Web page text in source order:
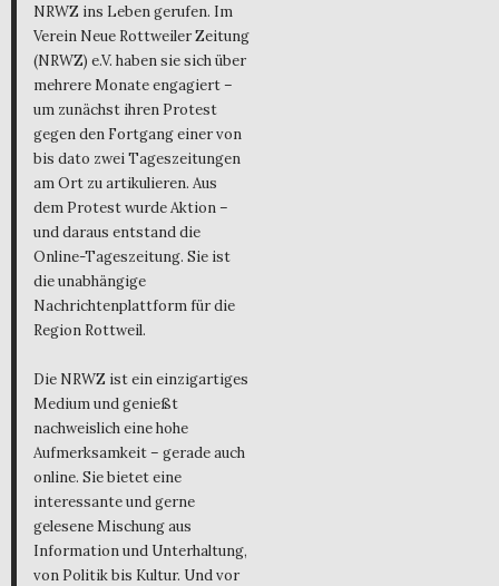
NRWZ ins Leben gerufen. Im
Verein Neue Rottweiler Zeitung
(NRWZ) e.V. haben sie sich über
mehrere Monate engagiert –
um zunächst ihren Protest
gegen den Fortgang einer von
bis dato zwei Tageszeitungen
am Ort zu artikulieren. Aus
dem Protest wurde Aktion –
und daraus entstand die
Online-Tageszeitung. Sie ist
die unabhängige
Nachrichtenplattform für die
Region Rottweil.
Die NRWZ ist ein einzigartiges
Medium und genießt
nachweislich eine hohe
Aufmerksamkeit – gerade auch
online. Sie bietet eine
interessante und gerne
gelesene Mischung aus
Information und Unterhaltung,
von Politik bis Kultur. Und vor